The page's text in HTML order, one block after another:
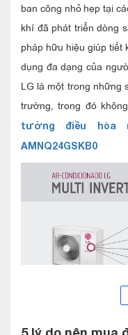
ban công nhỏ hẹp tại
khí đã phát triển dòng
pháp hữu hiệu giúp tiết
dụng đa dạng của
LG là một trong những
trường, trong đó
tường điều hòa
AMNQ24GSKB0
Điều hòa LG Multi